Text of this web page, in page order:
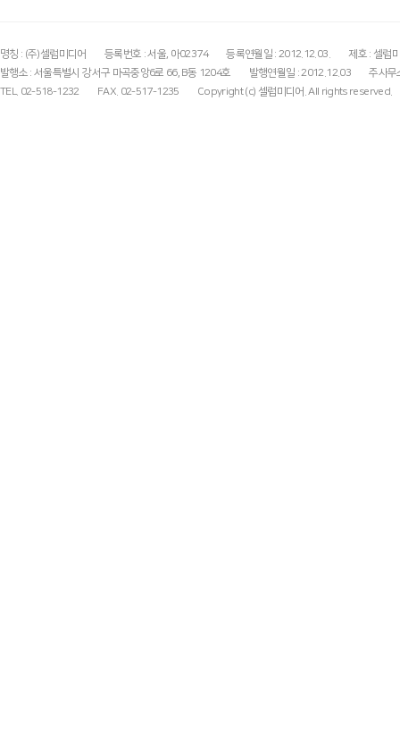
명칭 : (주)셀럽미디어 등록번호 : 서울, 아02374 등록연월일 : 2012.12.03.
제호 : 셀럽
발행소 : 서울특별시 강서구 마곡중앙6로 66, B동 1204호
발행연월일 : 2012.12.03
주사무
TEL. 02-518-1232
FAX. 02-517-1235 Copyright (c) 셀럽미디어. All rights reserved.